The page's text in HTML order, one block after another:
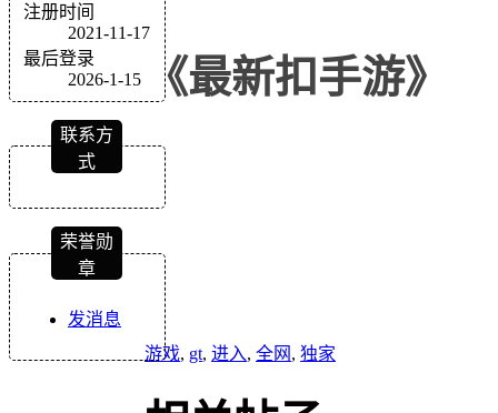
注册时间
2021-11-17
最后登录
2026-1-15
联系方
式
荣誉勋
章
发消息
《最新扣 手游》
游戏, gt, 进入, 全网 , 独家